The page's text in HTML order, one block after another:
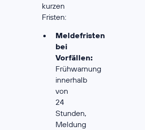
kurzen
Fristen:
Meldefristen
bei
Vorfällen:
Frühwarnung
innerhalb
von
24
Stunden,
Meldung